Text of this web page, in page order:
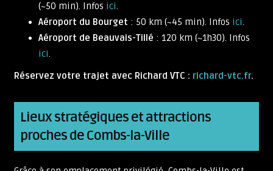
(~50 min). Infos ici.
Aéroport du Bourget : 50 km (~45 min). Infos ici.
Aéroport de Beauvais-Tillé : 120 km (~1h30). Infos
ici.
Réservez votre trajet avec Richard VTC : richard-vtc.fr.
Lieux stratégiques et attractions
proches de Combs-la-Ville